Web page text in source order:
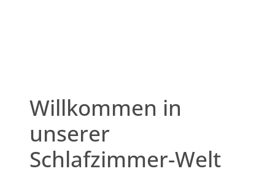
Willkommen in
unserer
Schlafzimmer-Welt